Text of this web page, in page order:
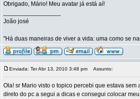
Obrigado, Mário! Meu avatar já está aí!
João josé
"Há duas maneiras de viver a vida: uma como se
Enviada: Ter Abr 13, 2010 3:48 pm Assunto:
Ola! sr Mario visto o topico percebi que estava
direto do pc a segui a dicas e consegui colocar